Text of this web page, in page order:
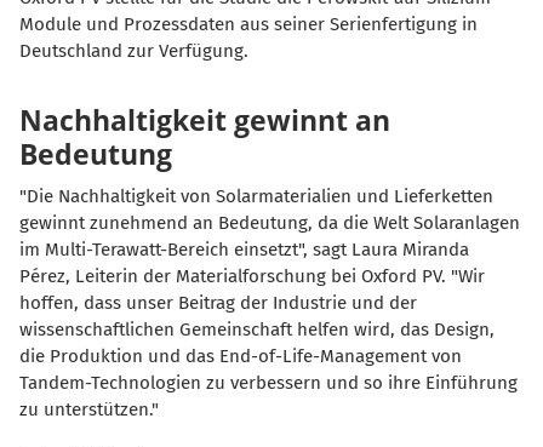
Module und Prozessdaten aus seiner Serienfertigung in
Deutschland zur Verfügung.
Nachhaltigkeit gewinnt an
Bedeutung
"Die Nachhaltigkeit von Solarmaterialien und Lieferketten
gewinnt zunehmend an Bedeutung, da die Welt Solaranlagen
im Multi-Terawatt-Bereich einsetzt", sagt Laura Miranda
Pérez, Leiterin der Materialforschung bei Oxford PV. "Wir
hoffen, dass unser Beitrag der Industrie und der
wissenschaftlichen Gemeinschaft helfen wird, das Design,
die Produktion und das End-of-Life-Management von
Tandem-Technologien zu verbessern und so ihre Einführung
zu unterstützen."